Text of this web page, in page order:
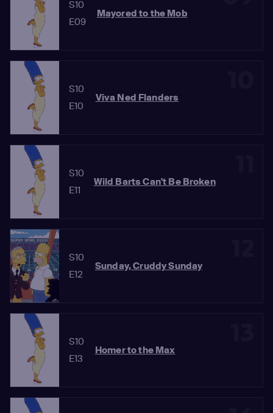
S10
E09
Mayored to the Mob
S10
E10
Viva Ned Flanders
S10
E11
Wild Barts Can't Be Broken
S10
E12
Sunday, Cruddy Sunday
S10
E13
Homer to the Max